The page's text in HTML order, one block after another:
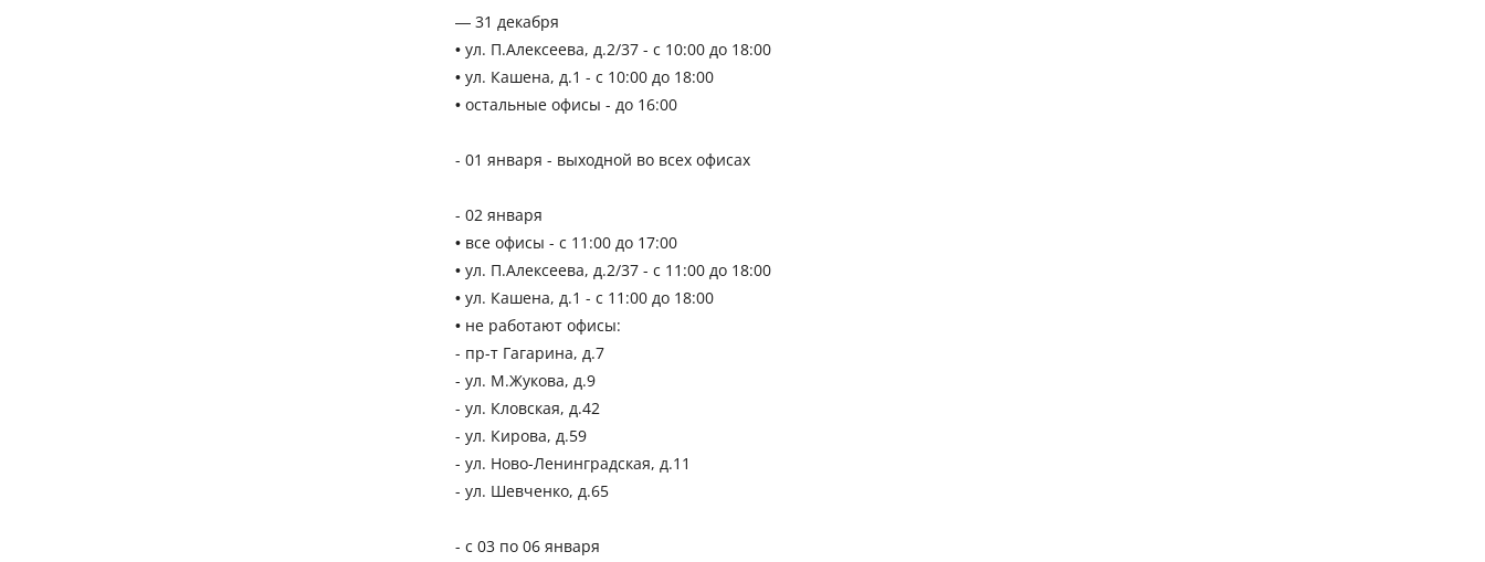
— 31 декабря
• ул. П.Алексеева, д.2/37 - с 10:00 до 18:00
• ул. Кашена, д.1 - с 10:00 до 18:00
• остальные офисы - до 16:00
- 01 января - выходной во всех офисах
- 02 января
• все офисы - с 11:00 до 17:00
• ул. П.Алексеева, д.2/37 - с 11:00 до 18:00
• ул. Кашена, д.1 - с 11:00 до 18:00
• не работают офисы:
- пр-т Гагарина, д.7
- ул. М.Жукова, д.9
- ул. Кловская, д.42
- ул. Кирова, д.59
- ул. Ново-Ленинградская, д.11
- ул. Шевченко, д.65
- с 03 по 06 января